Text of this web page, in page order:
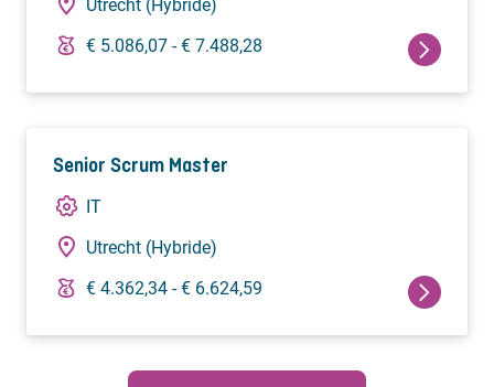
€ 5.086,07 - € 7.488,28
Senior Scrum Master
IT
Utrecht (Hybride)
€ 4.362,34 - € 6.624,59